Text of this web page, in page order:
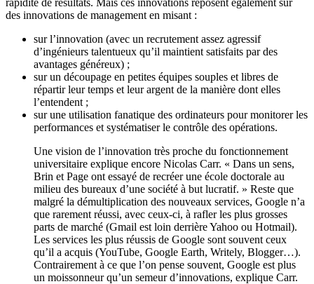
des innovations de management en misant :
sur l’innovation (avec un recrutement assez agressif
d’ingénieurs talentueux qu’il maintient satisfaits par des
avantages généreux) ;
sur un découpage en petites équipes souples et libres de
répartir leur temps et leur argent de la manière dont elles
l’entendent ;
sur une utilisation fanatique des ordinateurs pour monitorer les
performances et systématiser le contrôle des opérations.
Une vision de l’innovation très proche du fonctionnement
universitaire explique encore Nicolas Carr. « Dans un sens,
Brin et Page ont essayé de recréer une école doctorale au
milieu des bureaux d’une société à but lucratif. » Reste que
malgré la démultiplication des nouveaux services, Google n’a
que rarement réussi, avec ceux-ci, à rafler les plus grosses
parts de marché (Gmail est loin derrière Yahoo ou Hotmail).
Les services les plus réussis de Google sont souvent ceux
qu’il a acquis (YouTube, Google Earth, Writely, Blogger…).
Contrairement à ce que l’on pense souvent, Google est plus
un moissonneur qu’un semeur d’innovations, explique Carr.